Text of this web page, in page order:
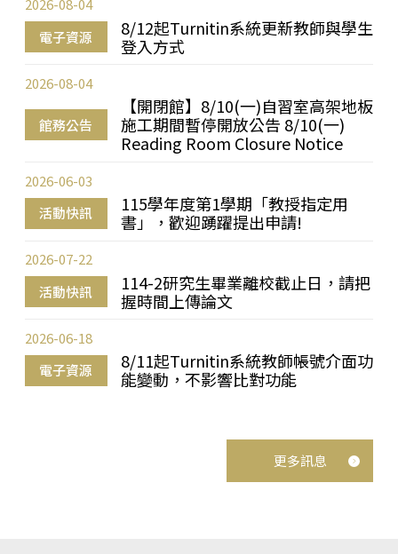
電子資源
8/12起Turnitin系統更新教師與學生
登入方式
2026-08-04
館務公告
【開閉館】8/10(一)自習室高架地板
施工期間暫停開放公告 8/10(一)
Reading Room Closure Notice
2026-08-04
活動快訊
115學年度第1學期「教授指定用
書」，歡迎踴躍提出申請!
2026-06-03
活動快訊
114-2研究生畢業離校截止日，請把
握時間上傳論文
2026-07-22
電子資源
8/11起Turnitin系統教師帳號介面功
能變動，不影響比對功能
2026-06-18
更多訊息